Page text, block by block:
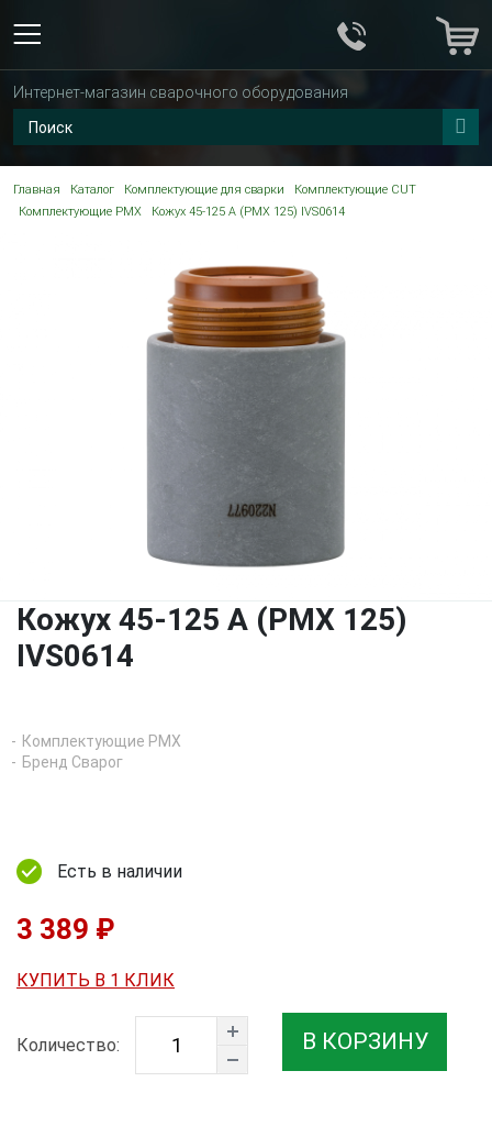
Интернет-магазин сварочного оборудования
Главная Каталог Комплектующие для сварки
Комплектующие CUT
Комплектующие PMX
Кожух 45-125 A (PMX 125) IVS0614
Кожух 45-125 A (PMX 125)
IVS0614
Комплектующие PMX
Бренд Сварог
Есть в наличии
3 389 ₽
КУПИТЬ В 1 КЛИК
Количество: В КОРЗИНУ